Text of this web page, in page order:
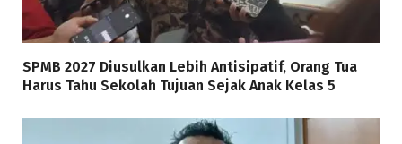
SPMB 2027 Diusulkan Lebih Antisipatif, Orang Tua
Harus Tahu Sekolah Tujuan Sejak Anak Kelas 5